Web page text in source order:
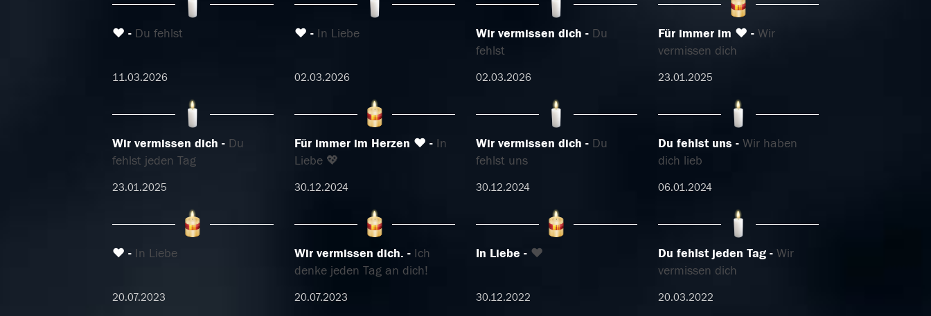
❤️ Du fehlst
11.03.2026
❤️ In Liebe
02.03.2026
Wir vermissen dich
Du
fehlst
02.03.2026
Für immer im ♥
Wir
vermissen dich
23.01.2025
Wir vermissen dich
Du
fehlst jeden Tag
23.01.2025
Für immer im Herzen ❤️
In
Liebe 💖
30.12.2024
Wir vermissen dich
Du
fehlst uns
30.12.2024
Du fehlst uns
Wir haben
dich lieb
06.01.2024
❤ In Liebe
20.07.2023
Wir vermissen dich.
Ich
denke jeden Tag an dich!
20.07.2023
In Liebe ❤️
30.12.2022
Du fehlst jeden Tag
Wir
vermissen dich
20.03.2022